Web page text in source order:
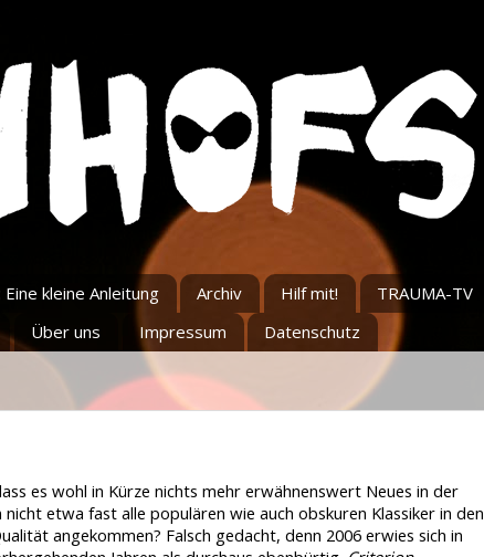
kleine Anleitung Archiv Hilf mit!
TRAUMA-TV
Über uns Impressum Datenschutz
es wohl in Kürze nichts mehr erwähnenswert Neues in der
etwa fast alle populären wie auch obskuren Klassiker in den
angekommen? Falsch gedacht, denn 2006 erwies sich in